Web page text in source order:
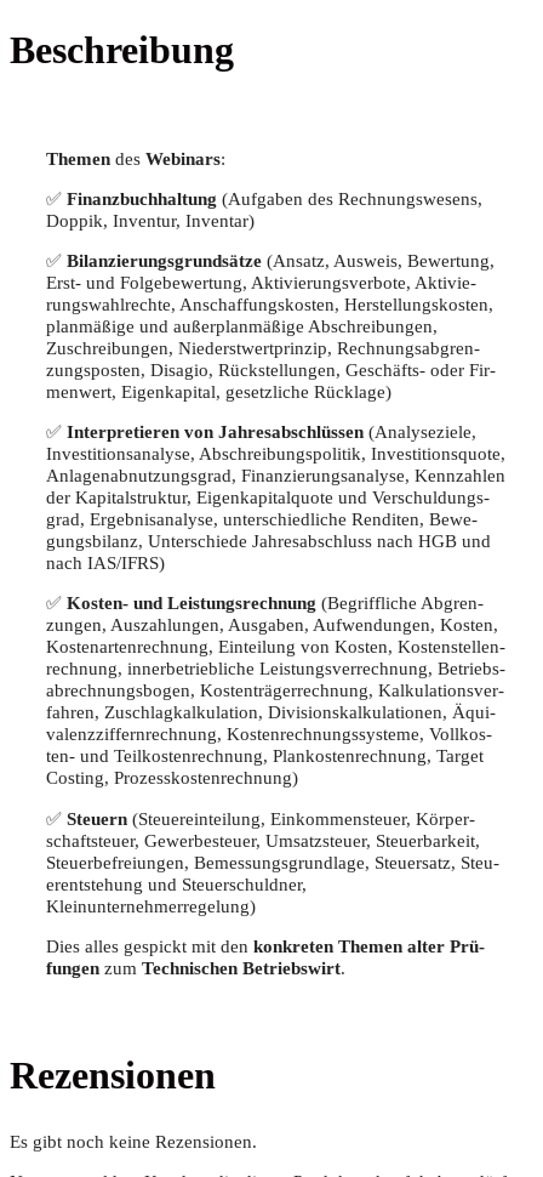
Beschreibung
The­men des Web­i­nars:
✅ Finanz­buch­hal­tung (Auf­ga­ben des Rech­nungs­we­sens,
Dop­pik, Inven­tur, Inventar)
✅ Bilan­zie­rungs­grund­sät­ze (Ansatz, Aus­weis, Bewer­tung,
Erst- und Fol­ge­be­wer­tung, Akti­vie­rungs­ver­bo­te, Akti­vie­
rungs­wahl­rech­te, Anschaf­fungs­kos­ten, Her­stel­lungs­kos­ten,
plan­mä­ßi­ge und außer­plan­mä­ßi­ge Abschrei­bun­gen,
Zuschrei­bun­gen, Nie­derst­wert­prin­zip, Rech­nungs­ab­gren­
zungs­pos­ten, Dis­agio, Rück­stel­lun­gen, Geschäfts- oder Fir­
men­wert, Eigen­ka­pi­tal, gesetz­li­che Rücklage)
✅ Inter­pre­tie­ren von Jah­res­ab­schlüs­sen (Ana­ly­se­zie­le,
Inves­ti­ti­ons­ana­ly­se, Abschrei­bungs­po­li­tik, Inves­ti­ti­ons­quo­te,
Anla­gen­ab­nut­zungs­grad, Finan­zie­rungs­ana­ly­se, Kenn­zah­len
der Kapi­tal­struk­tur, Eigen­ka­pi­tal­quo­te und Ver­schul­dungs­
grad, Ergeb­nis­ana­ly­se, unter­schied­li­che Ren­di­ten, Bewe­
gungs­bi­lanz, Unter­schie­de Jah­res­ab­schluss nach HGB und
nach IAS/IFRS)
✅ Kos­ten- und Leis­tungs­rech­nung (Begriff­li­che Abgren­
zun­gen, Aus­zah­lun­gen, Aus­ga­ben, Auf­wen­dun­gen, Kos­ten,
Kos­ten­ar­ten­rech­nung, Ein­tei­lung von Kos­ten, Kos­ten­stel­len­
rech­nung, inner­be­trieb­li­che Leis­tungs­ver­rech­nung, Betriebs­
ab­rech­nungs­bo­gen, Kos­ten­trä­ger­rech­nung, Kal­ku­la­ti­ons­ver­
fah­ren, Zuschlag­kal­ku­la­ti­on, Divi­si­ons­kal­ku­la­tio­nen, Äqui­
va­lenz­zif­fern­rech­nung, Kos­ten­rech­nungs­sys­te­me, Voll­kos­
ten- und Teil­kos­ten­rech­nung, Plan­kos­ten­rech­nung, Tar­get
Cos­ting, Prozesskostenrechnung)
✅ Steu­ern (Steu­er­ein­tei­lung, Ein­kom­men­steu­er, Kör­per­
schaft­steu­er, Gewer­be­steu­er, Umsatz­steu­er, Steu­er­bar­keit,
Steu­er­be­frei­un­gen, Bemes­sungs­grund­la­ge, Steu­er­satz, Steu­
er­ent­ste­hung und Steu­er­schuld­ner,
Kleinunternehmerregelung)
Dies alles gespickt mit den kon­kre­ten The­men alter Prü­
fun­gen zum Tech­ni­schen Betriebs­wirt.
Rezensionen
Es gibt noch keine Rezensionen.